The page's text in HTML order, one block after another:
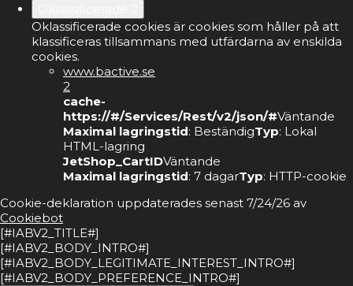
Oklassificerade cookies är cookies som håller på att
klassificeras tillsammans med utfärdarna av enskilda
cookies.
www.bactive.se
2
cache-
https://#/Services/Rest/v2/json/#Väntande
Maximal lagringstid: BeständigTyp: Lokal
HTML-lagring
JetShop_CartIDVäntande
Maximal lagringstid: 7 dagarTyp: HTTP-cookie
Cookie-deklaration uppdaterades senast 7/24/26 av
Cookiebot
[#IABV2_TITLE#]
[#IABV2_BODY_INTRO#]
[#IABV2_BODY_LEGITIMATE_INTEREST_INTRO#]
[#IABV2_BODY_PREFERENCE_INTRO#]